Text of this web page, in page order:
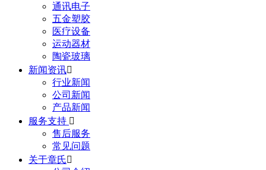
通讯电子
五金塑胶
医疗设备
运动器材
陶瓷玻璃
新闻资讯
行业新闻
公司新闻
产品新闻
服务支持 
售后服务
常见问题
关于章氏